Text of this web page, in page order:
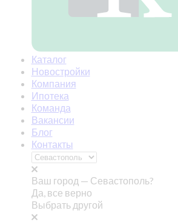
Каталог
Новостройки
Компания
Ипотека
Команда
Вакансии
Блог
Контакты
Ваш город — Севастополь?
Да, все верно
Выбрать другой